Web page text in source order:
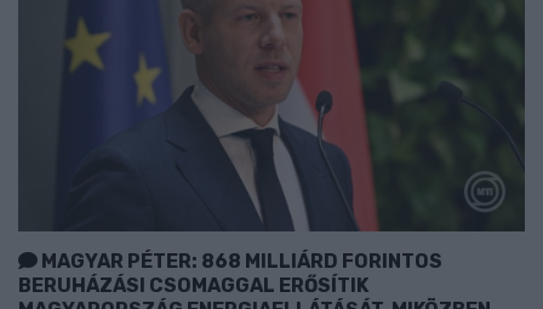
MAGYAR PÉTER: 868 MILLIÁRD FORINTOS
BERUHÁZÁSI CSOMAGGAL ERŐSÍTIK